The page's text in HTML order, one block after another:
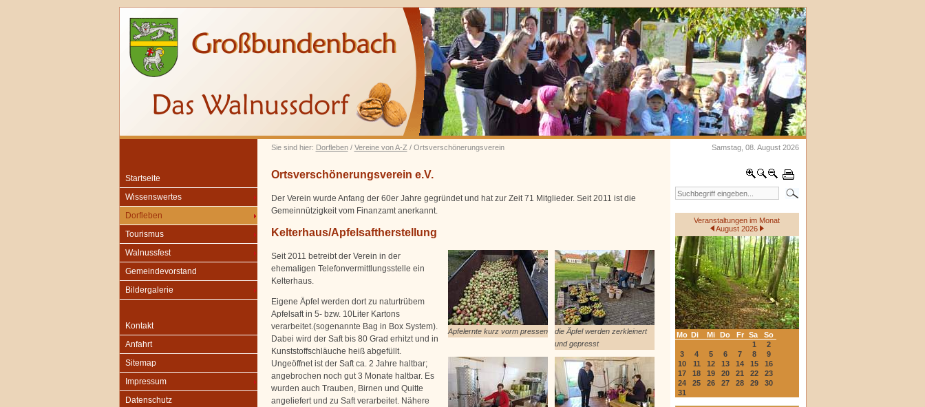
Sie sind hier: Dorfleben/ Vereine von A-Z / Ortsverschönerungsverein Samstag, 08. August 2026
Startseite
Wissenswertes
Dorfleben
Tourismus
Walnussfest
Gemeindevorstand
Bildergalerie
Kontakt
Anfahrt
Sitemap
Impressum
Datenschutz
Veranstaltungen im Monat
August 2026
Mo Di Mi Do Fr Sa
So
1
2
3
4 5 6 7 8
9
10
11 12 13 14 15
16
17
18 19 20 21 22
23
24
25 26 27 28 29
30
31
Ortsverschönerungsverein e.V.
Der Verein wurde Anfang der 60er Jahre gegründet und hat zur Zeit 71 Mitglieder. Seit 2011 ist die
Gemeinnützigkeit vom Finanzamt anerkannt.
Kelterhaus/Apfelsaftherstellung
Apfelernte kurz vorm pressen
die Äpfel werden zerkleinert
und gepresst
Seit 2011 betreibt der Verein in der
ehemaligen Telefonvermittlungsstelle ein
Kelterhaus.
Eigene Äpfel werden dort zu naturtrübem
Apfelsaft in 5- bzw. 10Liter Kartons
verarbeitet.(sogenannte Bag in Box System).
Dabei wird der Saft bis 80 Grad erhitzt und in
Kunststoffschläuche heiß abgefüllt.
Ungeöffnet ist der Saft ca. 2 Jahre haltbar;
angebrochen noch gut 3 Monate haltbar. Es
wurden auch Trauben, Birnen und Quitte
angeliefert und zu Saft verarbeitet. Nähere